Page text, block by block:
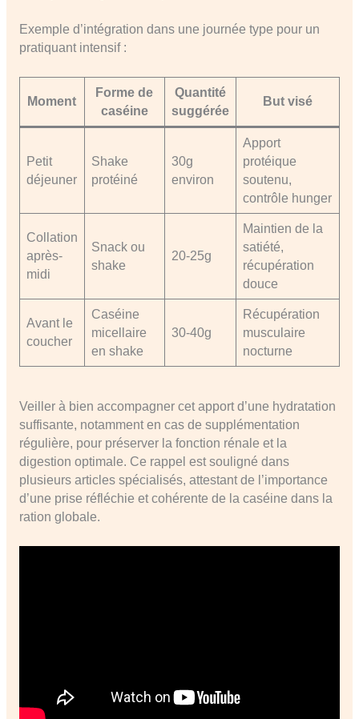
Exemple d’intégration dans une journée type pour un
pratiquant intensif :
Moment
Forme de
caséine
Quantité
suggérée
But visé
Petit
déjeuner
Shake
protéiné
30g
environ
Apport
protéique
soutenu,
contrôle hunger
Collation
après-
midi
Snack ou
shake
20-25g
Maintien de la
satiété,
récupération
douce
Avant le
coucher
Caséine
micellaire
en shake
30-40g
Récupération
musculaire
nocturne
Veiller à bien accompagner cet apport d’une hydratation
suffisante, notamment en cas de supplémentation
régulière, pour préserver la fonction rénale et la
digestion optimale. Ce rappel est souligné dans
plusieurs articles spécialisés, attestant de l’importance
d’une prise réfléchie et cohérente de la caséine dans la
ration globale.